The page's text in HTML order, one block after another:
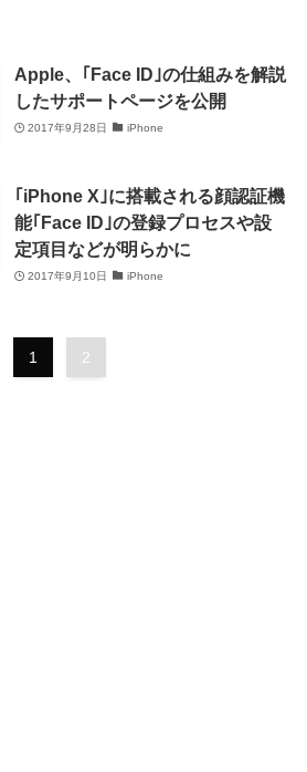
Apple、｢Face ID｣の仕組みを解説
したサポートページを公開
2017年9月28日 iPhone
｢iPhone X｣に搭載される顔認証機
能｢Face ID｣の登録プロセスや設
定項目などが明らかに
2017年9月10日 iPhone
1 2